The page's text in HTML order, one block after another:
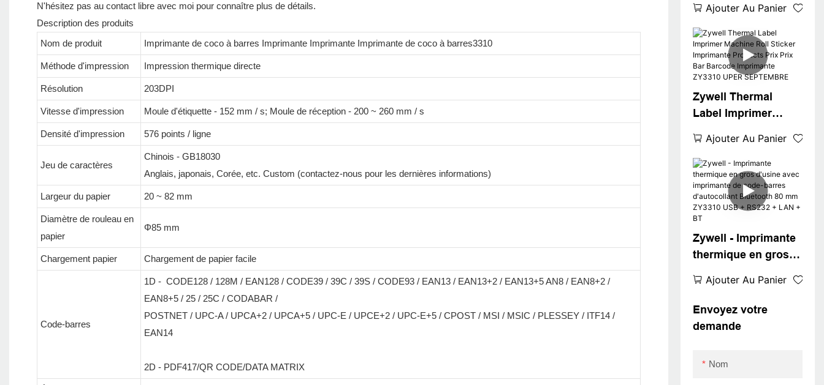
de transport et
d'emballage iOS
Android 80 mm
Barcode Thermal
Imprimante USB
Ajouter Au Panier
Zywell Thermal
Label Imprimer
Imprimante
Products Prix Prix
Bar Barcode
Imprimante ZY3310
UPER SEPTEMBRE
Ajouter Au Panier
Zywell - Imprimante
thermique en gros
imprimante de code-
barres d'autocollant
Bluetooth 80 mm
Ajouter Au Panier
Envoyez votre
demande
Nom
N'hésitez pas au contact libre avec moi pour connaître plus de détails.
Description des produits
Nom de produit
Imprimante de coco à barres Imprimante Imprimante Imprimante de coco à barres3310
Méthode d'impression Impression thermique directe
Résolution 203DPI
Vitesse d'impression Moule d'étiquette - 152 mm / s; Moule de réception - 200 ~ 260 mm / s
Densité d'impression 576 points / ligne
Jeu de caractères
Chinois - GB18030
Anglais, japonais, Corée, etc. Custom (contactez-nous pour les dernières informations)
Largeur du papier 20 ~ 82 mm
Diamètre de rouleau en
papier
Φ85 mm
Chargement papier Chargement de papier facile
Code-barres
1D - CODE128 / 128M / EAN128 / CODE39 / 39C / 39S / CODE93 / EAN13 / EAN13+2 / EAN13+5 AN8 / EAN8+2 /
EAN8+5 / 25 / 25C / CODABAR /
POSTNET / UPC-A / UPCA+2 / UPCA+5 / UPC-E / UPCE+2 / UPC-E+5 / CPOST / MSI / MSIC / PLESSEY / ITF14 /
EAN14
2D - PDF417/QR CODE/DATA MATRIX